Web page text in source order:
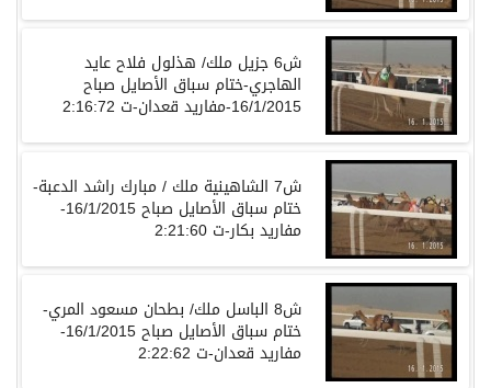
ش6 جزيل ملك/ هذلول فلاح عايد
الهاجري-ختام سباق الأصايل صباح
16/1/2015-مفاريد قعدان-ت 2:16:72
ش7 الشاهينية ملك / مبارك راشد الدعبة-
ختام سباق الأصايل صباح 16/1/2015-
مفاريد بكار-ت 2:21:60
ش8 الباسل ملك/ بطحان مسعود المري-
ختام سباق الأصايل صباح 16/1/2015-
مفاريد قعدان-ت 2:22:62